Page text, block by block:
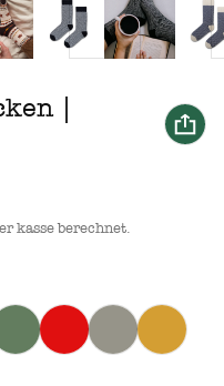
|
kasse berechnet.